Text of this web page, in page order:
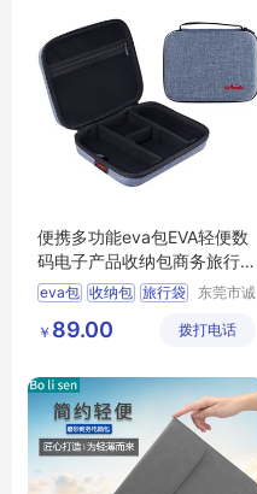
便携多功能eva包EVA轻便数
码电子产品收纳包商务旅行
袋手提收纳盒
eva包 收纳包 旅行袋
收纳盒
东莞市诚
限公司
￥ 89.00 拨打电话